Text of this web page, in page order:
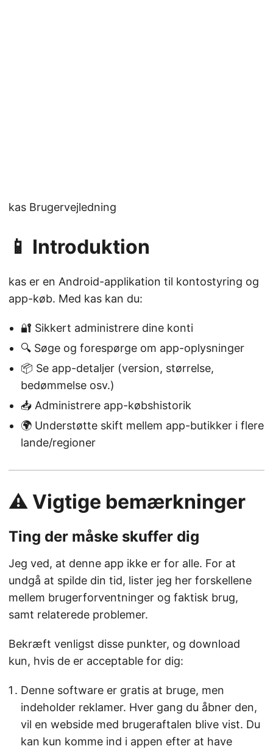
kas Brugervejledning
📱 Introduktion
kas er en Android-applikation til kontostyring og
app-køb. Med kas kan du:
🔐 Sikkert administrere dine konti
🔍 Søge og forespørge om app-oplysninger
📦 Se app-detaljer (version, størrelse,
bedømmelse osv.)
📥 Administrere app-købshistorik
🌍 Understøtte skift mellem app-butikker i flere
lande/regioner
⚠️ Vigtige bemærkninger
Ting der måske skuffer dig
Jeg ved, at denne app ikke er for alle. For at
undgå at spilde din tid, lister jeg her forskellene
mellem brugerforventninger og faktisk brug,
samt relaterede problemer.
Bekræft venligst disse punkter, og download
kun, hvis de er acceptable for dig:
Denne software er gratis at bruge, men
indeholder reklamer. Hver gang du åbner den,
vil en webside med brugeraftalen blive vist. Du
kan kun komme ind i appen efter at have